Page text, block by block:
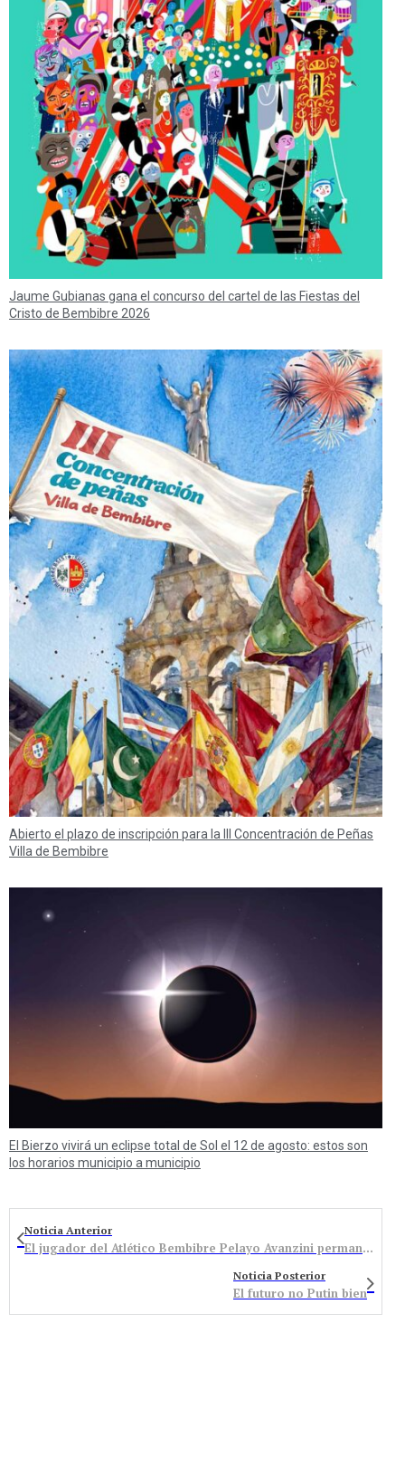
Jaume Gubianas gana el concurso del cartel de las Fiestas del
Cristo de Bembibre 2026
Abierto el plazo de inscripción para la III Concentración de Peñas
Villa de Bembibre
El Bierzo vivirá un eclipse total de Sol el 12 de agosto: estos son
los horarios municipio a municipio
Noticia Anterior
El jugador del Atlético Bembibre Pelayo Avanzini permanece hospitalizado tras sentirse indispuesto durante el partido en Salamanca
Noticia Posterior
El futuro no Putin bien